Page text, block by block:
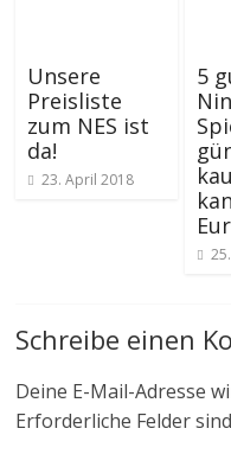
Unsere
Preisliste
zum NES ist
da!
23. April 2018
5
Schreibe einen
Deine E-Mail-Adresse
Erforderliche Felder